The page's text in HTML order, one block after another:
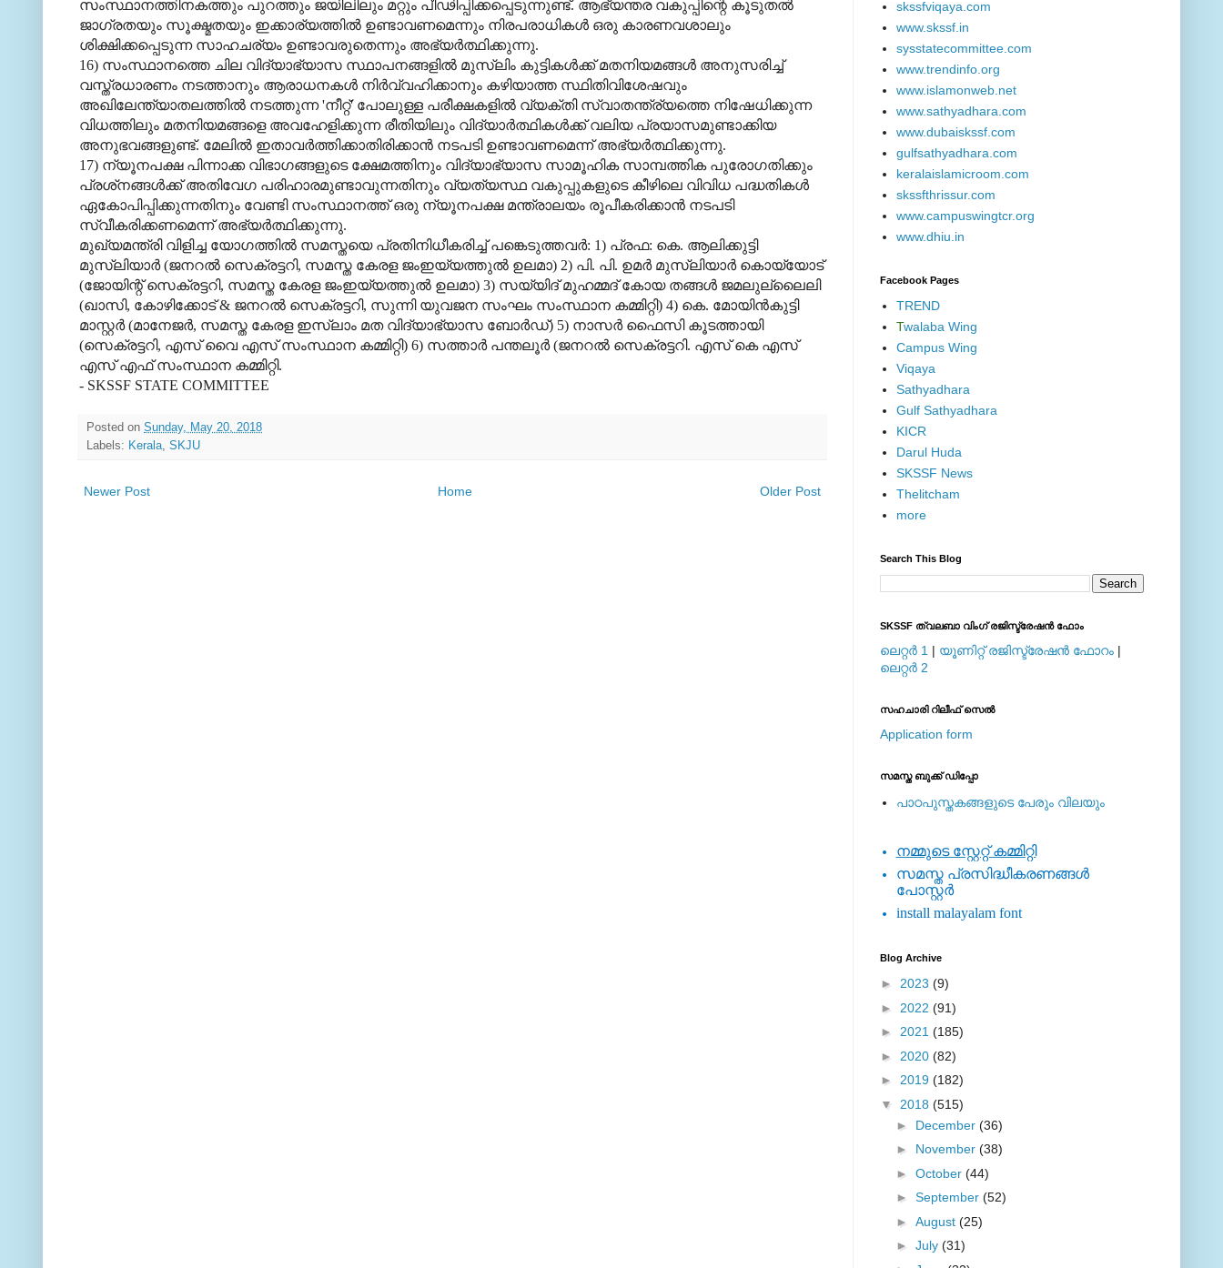
സംസ്ഥാനത്തിനകത്തും പുറത്തും ജയിലിലും മറ്റും പീഢിപ്പിക്കപ്പെടുന്നുണ്ട്. ആഭ്യന്തര വകുപ്പിന്റെ കൂടുതല്‍
ജാഗ്രതയും സൂക്ഷ്മതയും ഇക്കാര്യത്തില്‍ ഉണ്ടാവണമെന്നും നിരപരാധികള്‍ ഒരു കാരണവശാലും
ശിക്ഷിക്കപ്പെടുന്ന സാഹചര്യം ഉണ്ടാവരുതെന്നും അഭ്യര്‍ത്ഥിക്കുന്നു.
16) സംസ്ഥാനത്തെ ചില വിദ്യാഭ്യാസ സ്ഥാപനങ്ങളില്‍ മുസ്‌ലിം കുട്ടികള്‍ക്ക് മതനിയമങ്ങള്‍ അനുസരിച്ച്
വസ്ത്രധാരണം നടത്താനും ആരാധനകള്‍ നിര്‍വ്വഹിക്കാനും കഴിയാത്ത സ്ഥിതിവിശേഷവും
അഖിലേന്ത്യാതലത്തില്‍ നടത്തുന്ന 'നീറ്റ്' പോലുള്ള പരീക്ഷകളില്‍ വ്യക്തി സ്വാതന്ത്ര്യത്തെ നിഷേധിക്കുന്ന
വിധത്തിലും മതനിയമങ്ങളെ അവഹേളിക്കുന്ന രീതിയിലും വിദ്യാര്‍ത്ഥികള്‍ക്ക് വലിയ പ്രയാസമുണ്ടാക്കിയ
അനുഭവങ്ങളുണ്ട്. മേലില്‍ ഇതാവര്‍ത്തിക്കാതിരിക്കാന്‍ നടപടി ഉണ്ടാവണമെന്ന് അഭ്യര്‍ത്ഥിക്കുന്നു.
17) ന്യൂനപക്ഷ പിന്നാക്ക വിഭാഗങ്ങളുടെ ക്ഷേമത്തിനും വിദ്യാഭ്യാസ സാമൂഹിക സാമ്പത്തിക പുരോഗതിക്കും
പ്രശ്‌നങ്ങള്‍ക്ക് അതിവേഗ പരിഹാരമുണ്ടാവുന്നതിനും വ്യത്യസ്ഥ വകുപ്പുകളുടെ കീഴിലെ വിവിധ പദ്ധതികള്‍
ഏകോപിപ്പിക്കുന്നതിനും വേണ്ടി സംസ്ഥാനത്ത് ഒരു ന്യൂനപക്ഷ മന്ത്രാലയം രൂപീകരിക്കാന്‍ നടപടി
സ്വീകരിക്കണമെന്ന് അഭ്യര്‍ത്ഥിക്കുന്നു.
മുഖ്യമന്ത്രി വിളിച്ച യോഗത്തില്‍ സമസ്തയെ പ്രതിനിധീകരിച്ച് പങ്കെടുത്തവര്‍: 1) പ്രഫ: കെ. ആലിക്കുട്ടി
മുസ്‌ലിയാര്‍ (ജനറല്‍ സെക്രട്ടറി, സമസ്ത കേരള ജംഇയ്യത്തുല്‍ ഉലമാ) 2) പി. പി. ഉമര്‍ മുസ്‌ലിയാര്‍ കൊയ്യോട്
(ജോയിന്റ് സെക്രട്ടറി, സമസ്ത കേരള ജംഇയ്യത്തുല്‍ ഉലമാ) 3) സയ്യിദ് മുഹമ്മദ് കോയ തങ്ങള്‍ ജമലുല്ലൈലി
(ഖാസി, കോഴിക്കോട് & ജനറല്‍ സെക്രട്ടറി, സുന്നി യുവജന സംഘം സംസ്ഥാന കമ്മിറ്റി) 4) കെ. മോയിന്‍കുട്ടി
മാസ്റ്റര്‍ (മാനേജര്‍, സമസ്ത കേരള ഇസ്‌ലാം മത വിദ്യാഭ്യാസ ബോര്‍ഡ്) 5) നാസര്‍ ഫൈസി കൂടത്തായി
(സെക്രട്ടറി, എസ് വൈ എസ് സംസ്ഥാന കമ്മിറ്റി) 6) സത്താര്‍ പന്തലൂര്‍ (ജനറല്‍ സെക്രട്ടറി. എസ് കെ എസ്
എസ് എഫ് സംസ്ഥാന കമ്മിറ്റി.
- SKSSF STATE COMMITTEE
Posted on Sunday, May 20, 2018
Labels: Kerala SKJU
Newer Post Older Post
Home
skssfviqaya.com
www.skssf.in
sysstatecommittee.com
www.trendinfo.org
www.islamonweb.net
www.sathyadhara.com
www.dubaiskssf.com
gulfsathyadhara.com
keralaislamicroom.com
skssfthrissur.com
www.campuswingtcr.org
www.dhiu.in
Facebook Pages
TREND
Twalaba Wing
Campus Wing
Viqaya
Sathyadhara
Gulf Sathyadhara
KICR
Darul Huda
SKSSF News
Thelitcham
more
Search This Blog
SKSSF ത്വലബാ വിംഗ് രജിസ്ട്രേഷന്‍ ഫോം
ലെറ്റര്‍ 1 | യൂണിറ്റ് രജിസ്ട്രേഷന്‍ ഫോറം |
ലെറ്റര്‍ 2
സഹചാരി റിലീഫ് സെല്‍
Application form
സമസ്ത ബുക്ക് ഡിപ്പോ
പാഠപുസ്തകങ്ങളുടെ പേരും വിലയും
നമ്മുടെ സ്റ്റേറ്റ് കമ്മിറ്റി
സമസ്ത പ്രസിദ്ധീകരണങ്ങള്‍
പോസ്റ്റര്‍
install malayalam font
Blog Archive
► 2023 (9)
► 2022 (91)
► 2021 (185)
► 2020 (82)
► 2019 (182)
▼ 2018 (515)
► December (36)
► November (38)
► October (44)
► September (52)
► August (25)
► July (31)